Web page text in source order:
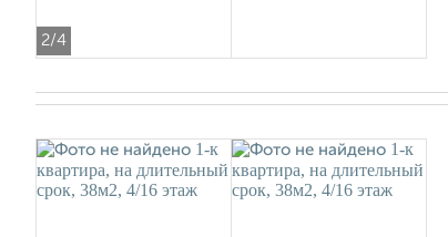
2/4